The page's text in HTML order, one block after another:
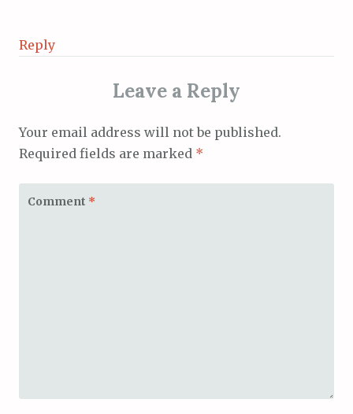
Reply
Leave a Reply
Your email address will not be published.
Required fields are marked *
Comment *